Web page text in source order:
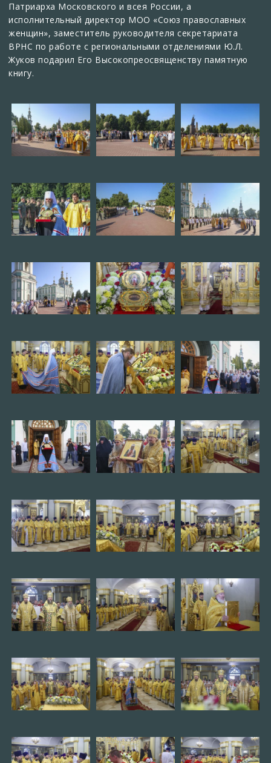
Патриарха Московского и всея России, а
исполнительный директор МОО «Союз православных
женщин», заместитель руководителя секретариата
ВРНС по работе с региональными отделениями Ю.Л.
Жуков подарил Его Высокопреосвященству памятную
книгу.